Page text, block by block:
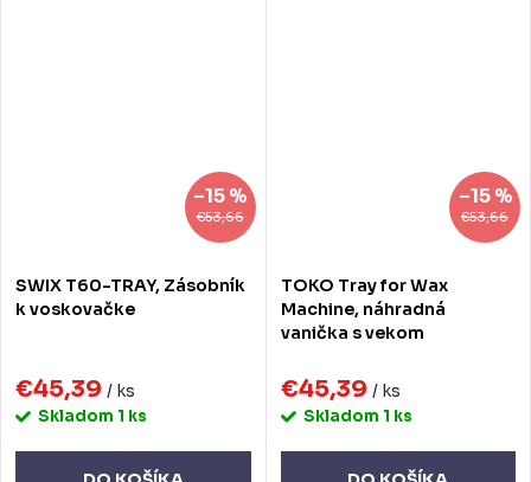
€53,66
–15 %
SWIX T60-TRAY, Zásobník
k voskovačke
€45,39 / ks
Skladom 1 ks
€53,66
–15 %
TOKO Tray for Wax
Machine, náhradná
vanička s vekom
€45,39 / ks
Skladom 1 ks